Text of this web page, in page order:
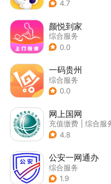
4.7
颜悦到家
综合服务
0.0
一码贵州
综合服务
0.0
网上国网
充值缴费
综合服
4.8
公安一网通办
综合服务
| 业务咨询办理
1.9